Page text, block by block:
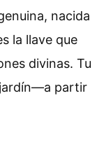
nacida
la llave que
divinas. Tu
partir